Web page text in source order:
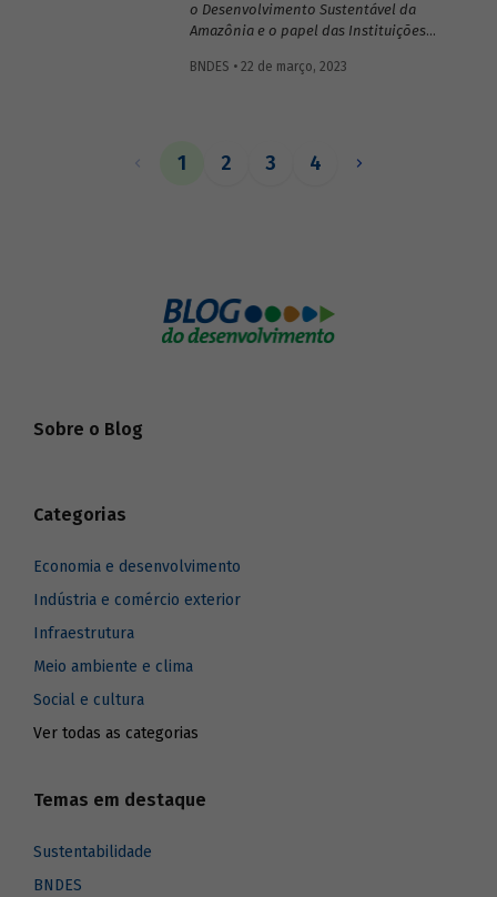
o Desenvolvimento Sustentável da
Amazônia e o papel das Instituições
Leonardo Pamplona, Nabil Kadri e Julio
sustentável, inclusivo e inovativo” do
BNDES • 22 de março, 2023
1 2 3 4
Sobre o Blog
Categorias
Economia e desenvolvimento
Indústria e comércio exterior
Infraestrutura
Meio ambiente e clima
Social e cultura
Ver todas as categorias
Temas em destaque
Sustentabilidade
BNDES